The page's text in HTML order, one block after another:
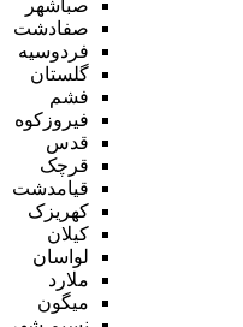
صباشهر
صفادشت
فردوسیه
گلستان
فشم
فیروزکوه
قدس
قرچک
قیامدشت
کهریزک
کیلان
لواسان
ملارد
میگون